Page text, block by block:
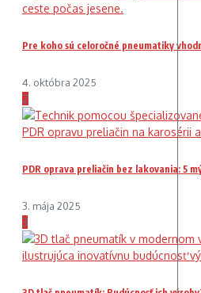
Pre koho sú celoročné pneumatiky
4. októbra 2025
2
PDR oprava preliačin bez lakovania: 5
3. mája 2025
3